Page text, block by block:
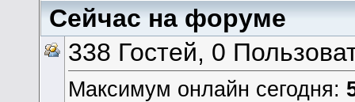
Сейчас на форуме
338 Гостей, 0
Максимум онлайн сегодня: